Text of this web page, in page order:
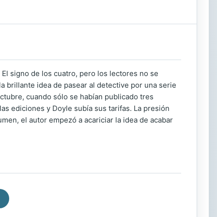
signo de los cuatro, pero los lectores no se
brillante idea de pasear al detective por una serie
cuando sólo se habían publicado tres
ediciones y Doyle subía sus tarifas. La presión
el autor empezó a acariciar la idea de acabar